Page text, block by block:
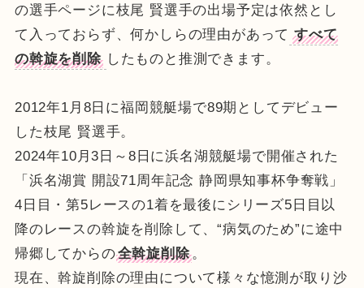
の選手ページに枝尾 賢選手の出場予定は依然とし
て入っておらず、何かしらの理由があって すべて
の斡旋を削除 したものと推測できます。
2012年1月8日に福岡競艇場で89期としてデビュー
した枝尾 賢選手。
2024年10月3日～8日に浜名湖競艇場で開催された
「浜名湖賞 開設71周年記念 静岡県知事杯争奪戦」
4日目・第5レースの1着を最後にシリーズ5日目以
降のレースの斡旋を削除して、“病気のため”に途中
帰郷してからの全斡旋削除。
現在、斡旋削除の理由について様々な憶測が取り沙